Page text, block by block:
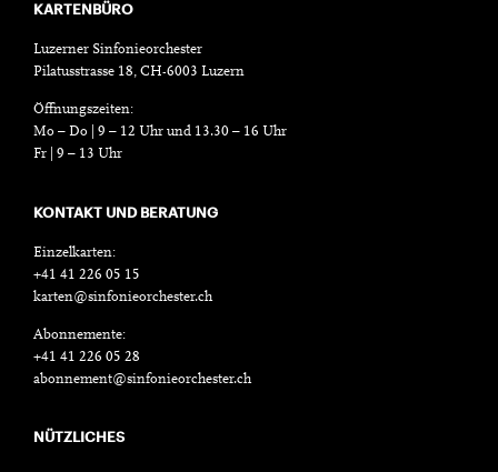
KARTENBÜRO
Luzerner Sinfonieorchester
Pilatusstrasse 18, CH-6003 Luzern
Öffnungszeiten:
Mo – Do | 9 – 12 Uhr und 13.30 – 16 Uhr
Fr | 9 – 13 Uhr
KONTAKT UND BERATUNG
Einzelkarten:
+41 41 226 05 15
karten@sinfonieorchester.ch
Abonnemente:
+41 41 226 05 28
abonnement@sinfonieorchester.ch
NÜTZLICHES